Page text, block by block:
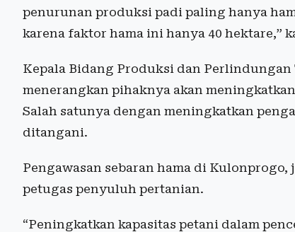
penurunan produksi padi paling hanya
karena faktor hama ini hanya 40 hektare,”
Kepala Bidang Produksi dan
menerangkan pihaknya akan
Salah satunya dengan meningkatkan
ditangani.
Pengawasan sebaran hama di
petugas penyuluh pertanian.
“Peningkatkan kapasitas petani dalam